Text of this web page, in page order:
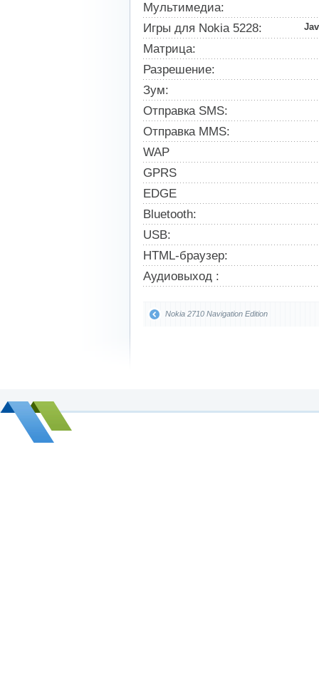
Мультимедиа:
Игры для Nokia 5228:
Матрица:
Разрешение:
Зум:
Отправка SMS:
Отправка MMS:
WAP
GPRS
EDGE
Bluetooth:
USB:
HTML-браузер:
Аудиовыход :
Nokia 2710 Navigation Edition